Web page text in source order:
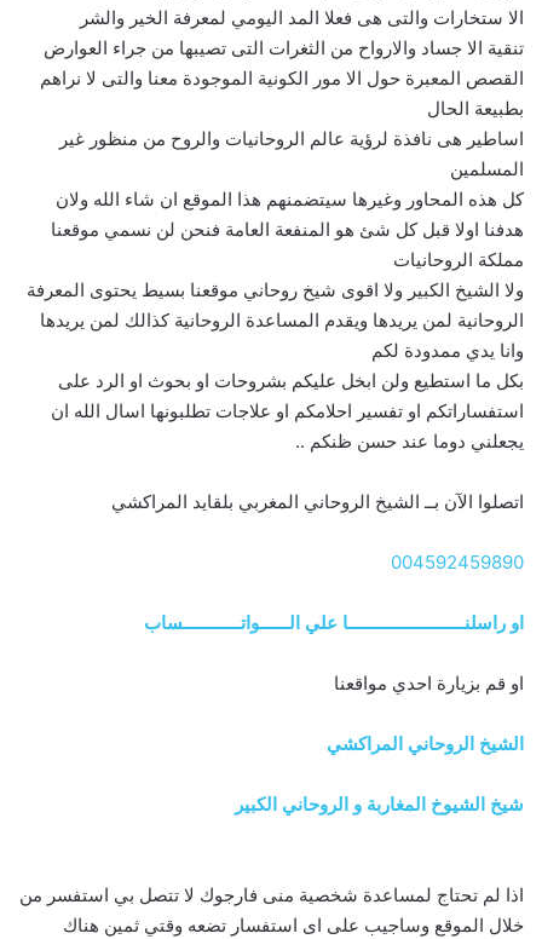
الا ستخارات والتى هى فعلا المد اليومي لمعرفة الخير والشر
تنقية الا جساد والارواح من الثغرات التى تصيبها من جراء العوارض
القصص المعبرة حول الا مور الكونية الموجودة معنا والتى لا نراهم
بطبيعة الحال
اساطير هى نافذة لرؤية عالم الروحانيات والروح من منظور غير
المسلمين
كل هذه المحاور وغيرها سيتضمنهم هذا الموقع ان شاء الله ولان
هدفنا اولا قبل كل شئ هو المنفعة العامة فنحن لن نسمي موقعنا
مملكة الروحانيات
ولا الشيخ الكبير ولا اقوى شيخ روحاني موقعنا بسيط يحتوى المعرفة
الروحانية لمن يريدها ويقدم المساعدة الروحانية كذالك لمن يريدها
وانا يدي ممدودة لكم
بكل ما استطيع ولن ابخل عليكم بشروحات او بحوث او الرد على
استفساراتكم او تفسير احلامكم او علاجات تطلبونها اسال الله ان
يجعلني دوما عند حسن ظنكم ..
اتصلوا الآن بــ الشيخ الروحاني المغربي بلقايد المراكشي
004592459890
او راسلنــــــــــــــــــــــــا علي الــــــواتــــــــــــساب
او قم بزيارة احدي مواقعنا
الشيخ الروحاني المراكشي
شيخ الشيوخ المغاربة و الروحاني الكبير
اذا لم تحتاج لمساعدة شخصية منى فارجوك لا تتصل بي استفسر من
خلال الموقع وساجيب على اى استفسار تضعه وقتي ثمين هناك